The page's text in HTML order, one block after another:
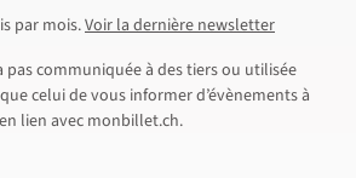
par mois.Voir la dernière newsletter
pas communiquée à des tiers ou utilisée
celui de vous informer d’évènements à
lien avec monbillet.ch.